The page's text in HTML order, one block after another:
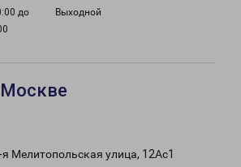
до
Выходной
Мелитопольская улица, 12Ас1